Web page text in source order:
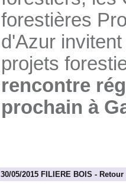
forestières
d'Azur
projets
rencontre
prochain à
30/05/2015 FILIERE BOIS -